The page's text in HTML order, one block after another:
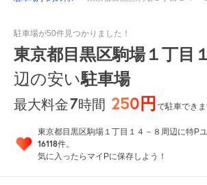
駐車場が50件見つかりました！
東京都目黒区駒場１丁目
辺の安い駐車場
最大料金7時間 250円で駐車でき
東京都目黒区駒場１丁目１４－８周辺に特P
16118件。
気に入ったらマイPに保存しよう！